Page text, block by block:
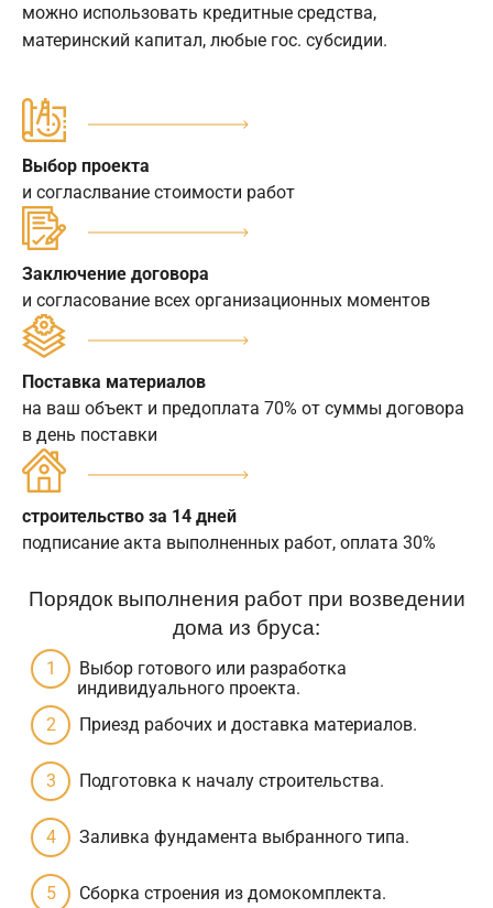
можно использовать кредитные средства,
материнский капитал, любые гос. субсидии.
Выбор проекта
и согласлвание стоимости работ
Заключение договора
и согласование всех организационных моментов
Поставка материалов
на ваш объект и предоплата 70% от суммы договора
в день поставки
строительство за 14 дней
подписание акта выполненных работ, оплата 30%
Порядок выполнения работ при возведении
дома из бруса:
Выбор готового или разработка
индивидуального проекта.
Приезд рабочих и доставка материалов.
Подготовка к началу строительства.
Заливка фундамента выбранного типа.
Сборка строения из домокомплекта.